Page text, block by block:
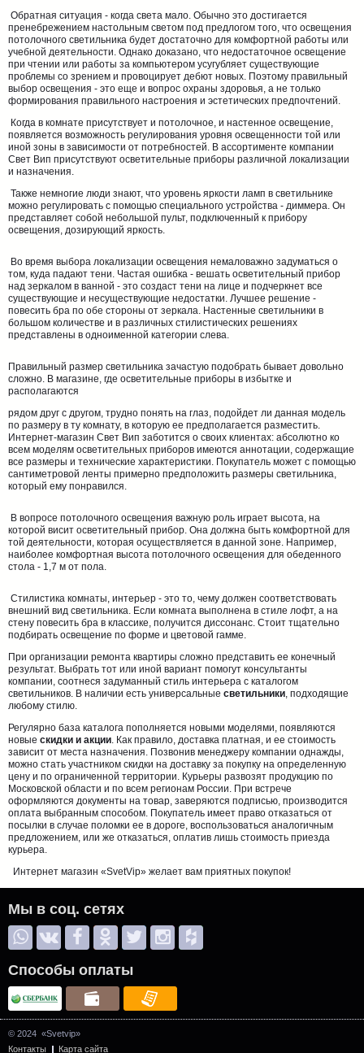
Обратная ситуация - когда света мало. Обычно это достигается
пренебрежением настольным светом под предлогом того, что освещения
потолочного светильника будет достаточно для комфортной работы или
учебной деятельности. Однако доказано, что недостаточное освещение
при чтении или работы за компьютером усугубляет существующие
проблемы со зрением и провоцирует дебют новых. Поэтому правильный
выбор освещения - это еще и вопрос охраны здоровья, а не только
формирования правильного настроения и эстетических предпочтений.
Когда в комнате присутствует и потолочное, и настенное освещение,
появляется возможность регулирования уровня освещенности той или
иной зоны в зависимости от потребностей. В ассортименте компании
Свет Вип присутствуют осветительные приборы различной локализации
и назначения.
Также немногие люди знают, что уровень яркости ламп в светильнике
можно регулировать с помощью специального устройства - диммера. Он
представляет собой небольшой пульт, подключенный к прибору
освещения, дозирующий яркость.
Во время выбора локализации освещения немаловажно задуматься о
том, куда падают тени. Частая ошибка - вешать осветительный прибор
над зеркалом в ванной - это создаст тени на лице и подчеркнет все
существующие и несуществующие недостатки. Лучшее решение -
повесить бра по обе стороны от зеркала. Настенные светильники в
большом количестве и в различных стилистических решениях
представлены в одноименной категории слева.
Правильный размер светильника зачастую подобрать бывает довольно
сложно. В магазине, где осветительные приборы в избытке и
располагаются
рядом друг с другом, трудно понять на глаз, подойдет ли данная модель
по размеру в ту комнату, в которую ее предполагается разместить.
Интернет-магазин Свет Вип заботится о своих клиентах: абсолютно ко
всем моделям осветительных приборов имеются аннотации, содержащие
все размеры и технические характеристики. Покупатель может с помощью
сантиметровой ленты примерно предположить размеры светильника,
который ему понравился.
В вопросе потолочного освещения важную роль играет высота, на
которой висит осветительный прибор. Она должна быть комфортной для
той деятельности, которая осуществляется в данной зоне. Например,
наиболее комфортная высота потолочного освещения для обеденного
стола - 1,7 м от пола.
Стилистика комнаты, интерьер - это то, чему должен соответствовать
внешний вид светильника. Если комната выполнена в стиле лофт, а на
стену повесить бра в классике, получится диссонанс. Стоит тщательно
подбирать освещение по форме и цветовой гамме.
При организации ремонта квартиры сложно представить ее конечный
результат. Выбрать тот или иной вариант помогут консультанты
компании, соотнеся задуманный стиль интерьера с каталогом
светильников. В наличии есть универсальные светильники, подходящие
любому стилю.
Регулярно база каталога пополняется новыми моделями, появляются
новые скидки и акции. Как правило, доставка платная, и ее стоимость
зависит от места назначения. Позвонив менеджеру компании однажды,
можно стать участником скидки на доставку за покупку на определенную
цену и по ограниченной территории. Курьеры развозят продукцию по
Московской области и по всем регионам России. При встрече
оформляются документы на товар, заверяются подписью, производится
оплата выбранным способом. Покупатель имеет право отказаться от
посылки в случае поломки ее в дороге, воспользоваться аналогичным
предложением, или же отказаться, оплатив лишь стоимость приезда
курьера.
Интернет магазин «SvetVip» желает вам приятных покупок!
Мы в соц. сетях
Способы оплаты
© 2024 «Svetvip»
Контакты
Карта сайта